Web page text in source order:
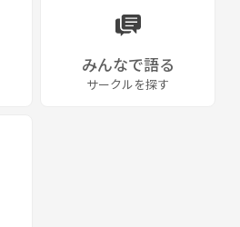
みんなで語る
サークルを探す